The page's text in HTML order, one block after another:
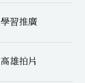
學習推廣
高雄拍片